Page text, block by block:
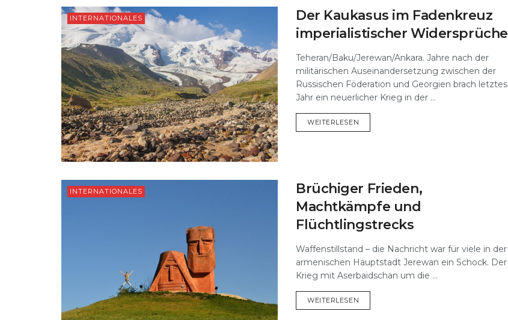
INTERNATIONALES
Der Kaukasus im Fadenkreuz
imperialistischer Widersprüche
Teheran/Baku/Jerewan/Ankara. Jahre nach der
militärischen Auseinandersetzung zwischen der
Russischen Föderation und Georgien brach letztes
Jahr ein neuerlicher Krieg in der ...
WEITERLESEN
INTERNATIONALES
Brüchiger Frieden,
Machtkämpfe und
Flüchtlingstrecks
Waffenstillstand – die Nachricht war für viele in der
armenischen Hauptstadt Jerewan ein Schock. Der
Krieg mit Aserbaidschan um die ...
WEITERLESEN